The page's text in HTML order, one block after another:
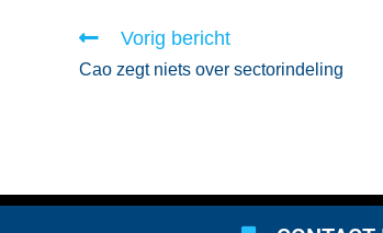
Vorig bericht
Cao zegt niets over sectorindeling